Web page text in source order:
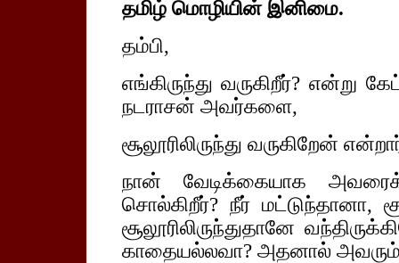
தமிழ் மொழியின் இனிமை.
தம்பி,
எங்கிருந்து வருகிறீர்? என்று
நடராசன் அவர்களை,
சூலூரிலிருந்து வருகிறேன்
நான் வேடிக்கையாக
சொல்கிறீர்? நீர் மட்டுந்தானா,
சூலூரிலிருந்துதானே
காதையல்லவா? அதனால் அவரும்